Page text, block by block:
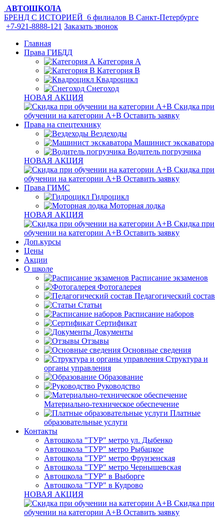
АВТОШКОЛА
БРЕНД С ИСТОРИЕЙ 6 филиалов В Санкт-Петербурге
+7-921-8888-121 Заказать звонок
Главная
Права ГИБДД
Категория A
Категория B
Квадроцикл
Снегоход
НОВАЯ АКЦИЯ
Скидка при
обучении на категории А+В Оставить заявку
Права на спецтехнику
Вездеходы
Машинист экскаватора
Водитель погрузчика
НОВАЯ АКЦИЯ
Скидка при
обучении на категории А+В Оставить заявку
Права ГИМС
Гидроцикл
Моторная лодка
НОВАЯ АКЦИЯ
Скидка при
обучении на категории А+В Оставить заявку
Доп.курсы
Цены
Акции
О школе
Расписание экзаменов
Фотогалерея
Педагогический состав
Статьи
Расписание наборов
Сертификат
Документы
Отзывы
Основные сведения
Структура и
органы управления
Образование
Руководство
Материально-техническое обеспечение
Платные
образовательные услуги
Контакты
Автошкола "ТУР" метро ул. Дыбенко
Автошкола "ТУР" метро Рыбацкое
Автошкола "ТУР" метро Фрунзенская
Автошкола "ТУР" метро Чернышевская
Автошкола "ТУР" в Выборге
Автошкола "ТУР" в Кудрово
НОВАЯ АКЦИЯ
Скидка при
обучении на категории А+В Оставить заявку